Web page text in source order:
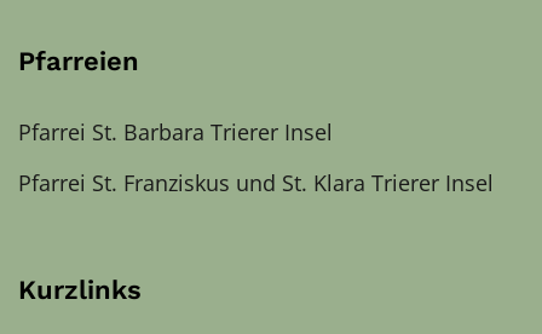
Pfarreien
Pfarrei St. Barbara Trierer Insel
Pfarrei St. Franziskus und St. Klara Trierer Insel
Kurzlinks